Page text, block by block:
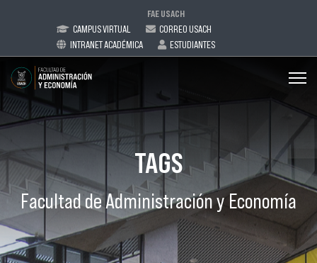
FAE USACH
CAMPUS VIRTUAL
CORREO USACH
INTRANET ACADÉMICA
ESTUDIANTES
TAGS
Facultad de Administración y Economía